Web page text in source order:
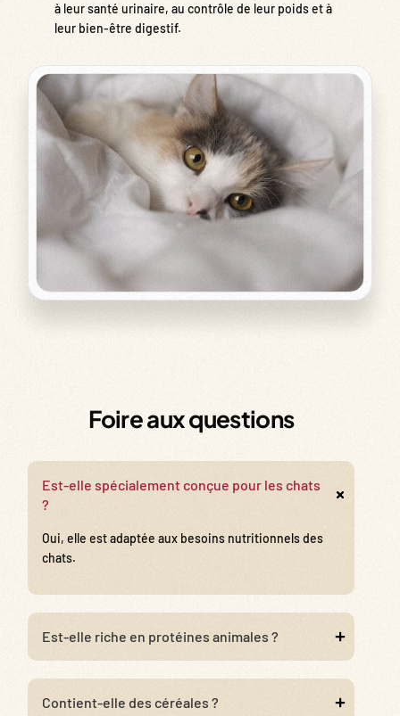
à leur santé urinaire, au contrôle de leur poids et à
leur bien-être digestif.
Foire aux questions
Est-elle spécialement conçue pour les chats
?
Oui, elle est adaptée aux besoins nutritionnels des
chats.
Est-elle riche en protéines animales ?
Contient-elle des céréales ?